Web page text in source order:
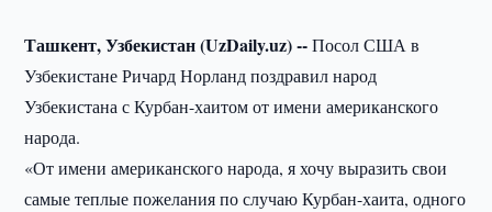
Ташкент, Узбекистан (UzDaily.uz) --Посол США в
Узбекистане Ричард Норланд поздравил народ
Узбекистана с Курбан-хаитом от имени американского
народа.
«От имени американского народа, я хочу выразить свои
самые теплые пожелания по случаю Курбан-хаита, одного